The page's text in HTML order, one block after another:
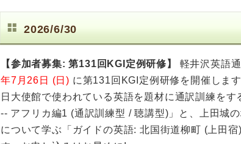
2026/6/30
【参加者募集: 第131回KGI定例研修】 軽井沢英語
年7月26日 (日) に第131回KGI定例研修を開催しま
日大使館で使われている英語を題材に通訳訓練を
-- アフリカ編1 (通訳訓練型 / 聴講型)」と、上田城
について学ぶ「ガイドの英語: 北国街道柳町 (上田宿)